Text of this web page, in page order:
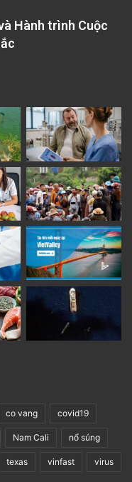
Hành trình Cuộc
co vang covid19
Nam Cali nổ súng
texas vinfast virus